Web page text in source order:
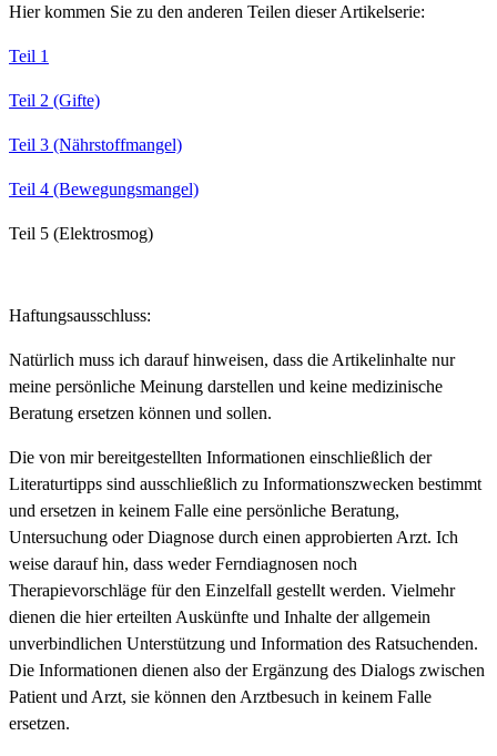
Hier kommen Sie zu den anderen Teilen dieser Artikelserie:
Teil 1
Teil 2 (Gifte)
Teil 3 (Nährstoffmangel)
Teil 4 (Bewegungsmangel)
Teil 5 (Elektrosmog)
Haftungsausschluss:
Natürlich muss ich darauf hinweisen, dass die Artikelinhalte nur
meine persönliche Meinung darstellen und keine medizinische
Beratung ersetzen können und sollen.
Die von mir bereitgestellten Informationen einschließlich der
Literaturtipps sind ausschließlich zu Informationszwecken bestimmt
und ersetzen in keinem Falle eine persönliche Beratung,
Untersuchung oder Diagnose durch einen approbierten Arzt. Ich
weise darauf hin, dass weder Ferndiagnosen noch
Therapievorschläge für den Einzelfall gestellt werden. Vielmehr
dienen die hier erteilten Auskünfte und Inhalte der allgemein
unverbindlichen Unterstützung und Information des Ratsuchenden.
Die Informationen dienen also der Ergänzung des Dialogs zwischen
Patient und Arzt, sie können den Arztbesuch in keinem Falle
ersetzen.